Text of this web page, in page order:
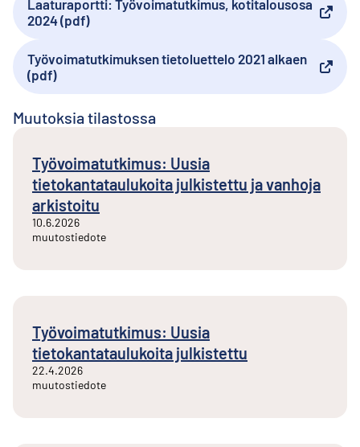
Laaturaportti: Työvoimatutkimus, kotitalousosa
2024 (pdf)
Ulkoinen linkki
Työvoimatutkimuksen tietoluettelo 2021 alkaen
(pdf)
Ulkoinen linkki
Muutoksia tilastossa
Työvoimatutkimus: Uusia
tietokantataulukoita julkistettu ja vanhoja
arkistoitu
10.6.2026
muutostiedote
Työvoimatutkimus: Uusia
tietokantataulukoita julkistettu
22.4.2026
muutostiedote